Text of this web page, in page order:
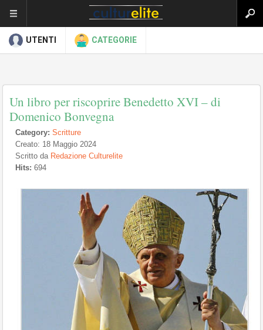
UTENTI CATEGORIE
Un libro per riscoprire Benedetto XVI – di
Domenico Bonvegna
Category: Scritture
Creato: 18 Maggio 2024
Scritto da Redazione Culturelite
Hits: 694